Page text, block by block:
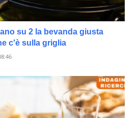
su 2 la bevanda giusta
c'è sulla griglia